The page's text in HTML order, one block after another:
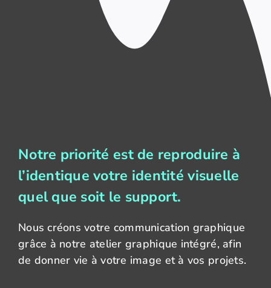
Notre priorité est de reproduire à
l’identique votre identité visuelle
quel que soit le support.
Nous créons votre communication graphique
grâce à notre atelier graphique intégré, afin
de donner vie à votre image et à vos projets.